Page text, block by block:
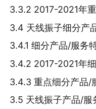
3.3.2 2017-2021年
3.4 天线振子细分产
3.4.1 细分产品/服务
3.4.2 2017-2021年
3.4.3 重点细分产品/
3.5 天线振子产品/服